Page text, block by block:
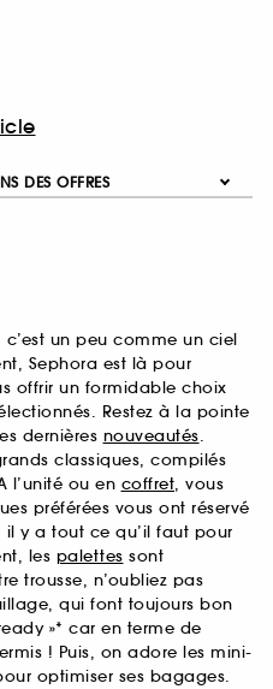
DES OFFRES
un peu comme un ciel
Sephora est là pour
offrir un formidable choix
Restez à la pointe
dernières nouveautés.
classiques, compilés
l’unité ou en coffret, vous
préférées vous ont réservé
il y a tout ce qu’il faut pour
les palettes sont
trousse, n’oubliez pas
qui font toujours bon
»* car en terme de
! Puis, on adore les mini-
optimiser ses bagages.